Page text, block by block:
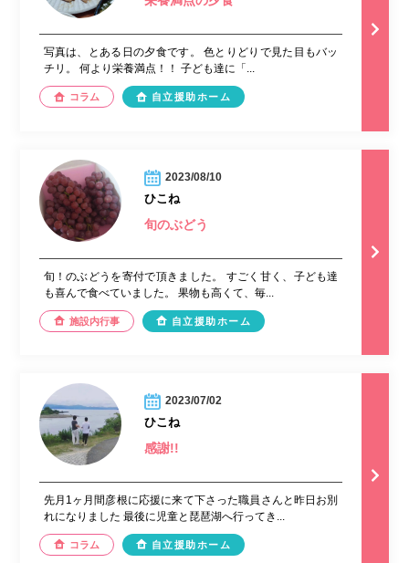
写真は、とある日の夕食です。 色とりどりで見た目もバッ
チリ。 何より栄養満点！！ 子ども達に「...
コラム 自立援助ホーム
2023/08/10
ひこね
旬のぶどう
旬！のぶどうを寄付で頂きました。 すごく甘く、子ども達
も喜んで食べていました。 果物も高くて、毎...
施設内行事 自立援助ホーム
2023/07/02
ひこね
感謝!!
先月1ヶ月間彦根に応援に来て下さった職員さんと昨日お別
れになりました 最後に児童と琵琶湖へ行ってき...
コラム 自立援助ホーム